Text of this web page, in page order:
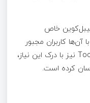
خاص
آن‌ها کاربران مجبور
به تبدیل دارایی خود هستند. صرافی Toobit نیز با درک این نیاز،
کرده است.